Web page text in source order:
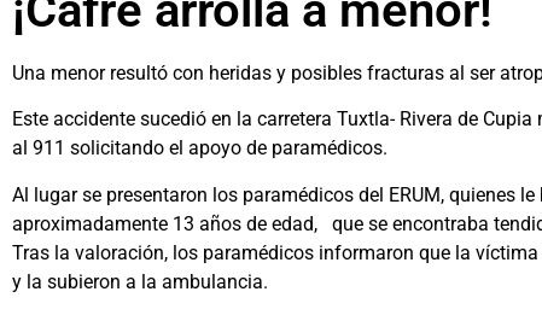
Una menor resultó con heridas y posibles fracturas al ser
Este accidente sucedió en la carretera Tuxtla- Rivera de
al 911 solicitando el apoyo de paramédicos.
Al lugar se presentaron los paramédicos del ERUM, quienes
aproximadamente 13 años de edad, que se encontraba
Tras la valoración, los paramédicos informaron que la
y la subieron a la ambulancia.